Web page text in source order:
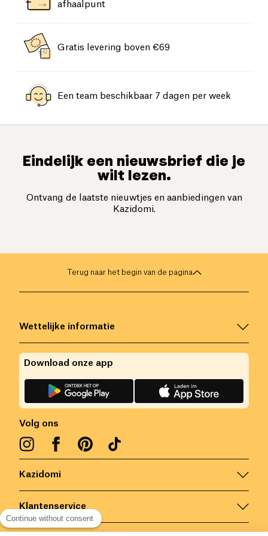
afhaalpunt
Gratis levering boven €69
Een team beschikbaar 7 dagen per week
Eindelijk een nieuwsbrief die je
wilt lezen.
Ontvang de laatste nieuwtjes en aanbiedingen van
Kazidomi.
Terug naar het begin van de pagina
Kazidomi
Klantenservice
Wettelijke informatie
Volg ons
Download onze app
Continue without consent